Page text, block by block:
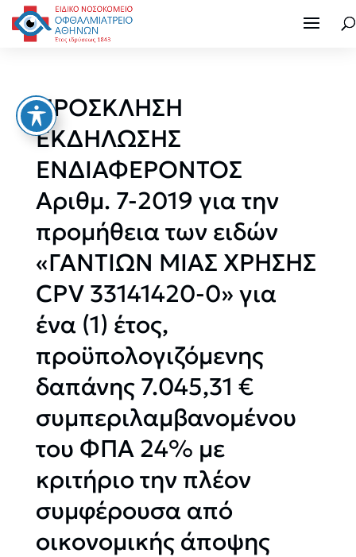
ΠΡΟΣΚΛΗΣΗ
ΕΚΔΗΛΩΣΗΣ
ΕΝΔΙΑΦΕΡΟΝΤΟΣ
Αριθμ. 7-2019 για την
προμήθεια των ειδών
«ΓΑΝΤΙΩΝ ΜΙΑΣ ΧΡΗΣΗΣ
CPV 33141420-0» για
ένα (1) έτος,
προϋπολογιζόμενης
δαπάνης 7.045,31 €
συμπεριλαμβανομένου
του ΦΠΑ 24% με
κριτήριο την πλέον
συμφέρουσα από
οικονομικής άποψης